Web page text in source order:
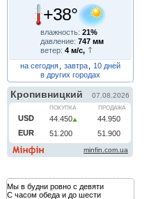
+38°
влажность:21%
давление:747 мм
ветер:4 м/с,
на сегодня
завтра
10 дней
в других городах
Мы в будни ровно с девяти
С часом обеда и до шести